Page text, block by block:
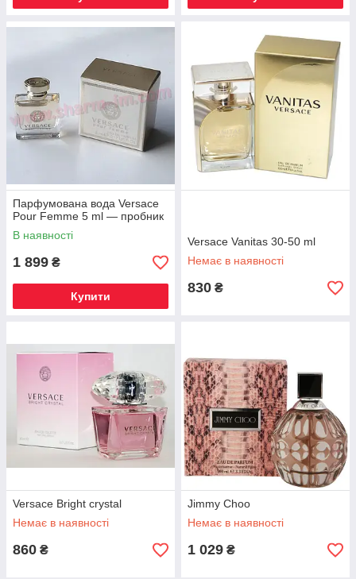
Парфумована вода Versace
Pour Femme 5 ml — пробник
В наявності
1 899 ₴
Купити
Versace Vanitas 30-50 ml
Немає в наявності
830 ₴
Versace Bright crystal
Немає в наявності
860 ₴
Jimmy Choo
Немає в наявності
1 029 ₴